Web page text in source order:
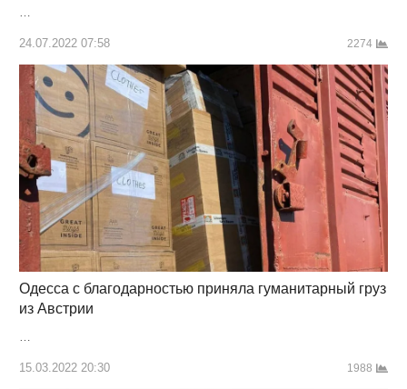
…
24.07.2022 07:58 2274
Одесса с благодарностью приняла гуманитарный груз
из Австрии
…
15.03.2022 20:30 1988